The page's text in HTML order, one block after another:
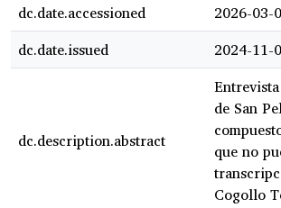
dc.date.accessioned
2026-03-
dc.date.issued
2024-11-
dc.description.abstract
de San
que no
Cogollo